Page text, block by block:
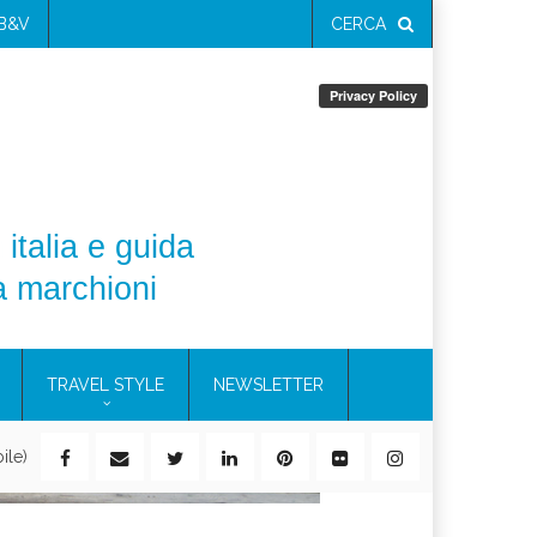
CERCA
italia e guida
marchioni
TRAVEL STYLE NEWSLETTER